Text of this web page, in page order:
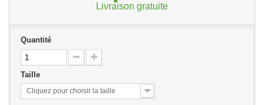
Livraison gratuite
Quantité
Taille
Cliquez pour choisir la taille